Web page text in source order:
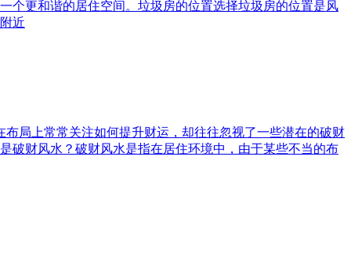
个更和谐的居住空间。垃圾房的位置选择垃圾房的位置是风
近
局上常常关注如何提升财运，却往往忽视了一些潜在的破财
破财风水？破财风水是指在居住环境中，由于某些不当的布